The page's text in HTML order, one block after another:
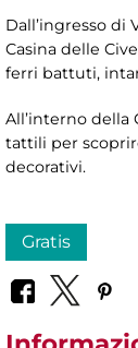
Dall’ingresso di
Casina delle
ferri battuti,
All’interno della
tattili per
decorativi.
Gratis